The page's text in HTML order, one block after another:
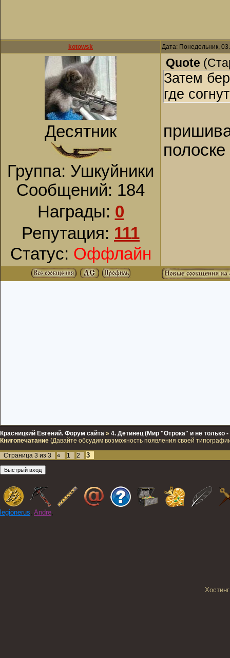
kotowsk Дата: Понедельник,
Десятник
Группа: Ушкуйники
Сообщений: 184
Награды: 0
Репутация: 111
Статус: Оффлайн
Quote (
Затем
где
Красницкий Евгений. Форум сайта » 4. Детинец (Мир "Отрока" и не только
Книгопечатание (Давайте обсудим возможность появления своей
Страница 3 из 3 « 1 2 3
legionerus, Andre,